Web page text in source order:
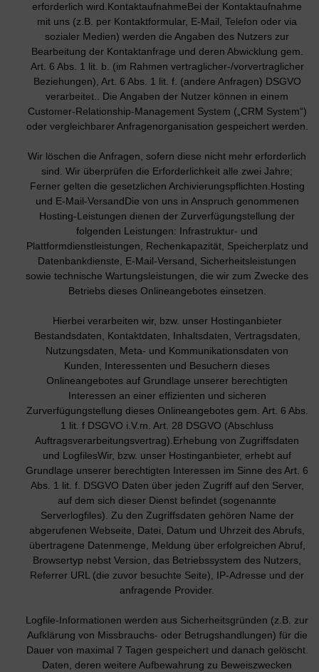
erforderlich wird.KontaktaufnahmeBei der Kontaktaufnahme
mit uns (z.B. per Kontaktformular, E-Mail, Telefon oder via
sozialer Medien) werden die Angaben des Nutzers zur
Bearbeitung der Kontaktanfrage und deren Abwicklung gem.
Art. 6 Abs. 1 lit. b. (im Rahmen vertraglicher-/vorvertraglicher
Beziehungen), Art. 6 Abs. 1 lit. f. (andere Anfragen) DSGVO
verarbeitet.. Die Angaben der Nutzer können in einem
Customer-Relationship-Management System („CRM System“)
oder vergleichbarer Anfragenorganisation gespeichert werden.
Wir löschen die Anfragen, sofern diese nicht mehr erforderlich
sind. Wir überprüfen die Erforderlichkeit alle zwei Jahre;
Ferner gelten die gesetzlichen Archivierungspflichten.Hosting
und E-Mail-VersandDie von uns in Anspruch genommenen
Hosting-Leistungen dienen der Zurverfügungstellung der
folgenden Leistungen: Infrastruktur- und
Plattformdienstleistungen, Rechenkapazität, Speicherplatz und
Datenbankdienste, E-Mail-Versand, Sicherheitsleistungen
sowie technische Wartungsleistungen, die wir zum Zwecke des
Betriebs dieses Onlineangebotes einsetzen.
Hierbei verarbeiten wir, bzw. unser Hostinganbieter
Bestandsdaten, Kontaktdaten, Inhaltsdaten, Vertragsdaten,
Nutzungsdaten, Meta- und Kommunikationsdaten von
Kunden, Interessenten und Besuchern dieses
Onlineangebotes auf Grundlage unserer berechtigten
Interessen an einer effizienten und sicheren
Zurverfügungstellung dieses Onlineangebotes gem. Art. 6 Abs.
1 lit. f DSGVO i.V.m. Art. 28 DSGVO (Abschluss
Auftragsverarbeitungsvertrag).Erhebung von Zugriffsdaten
und LogfilesWir, bzw. unser Hostinganbieter, erhebt auf
Grundlage unserer berechtigten Interessen im Sinne des Art. 6
Abs. 1 lit. f. DSGVO Daten über jeden Zugriff auf den Server,
auf dem sich dieser Dienst befindet (sogenannte
Serverlogfiles). Zu den Zugriffsdaten gehören Name der
abgerufenen Webseite, Datei, Datum und Uhrzeit des Abrufs,
übertragene Datenmenge, Meldung über erfolgreichen Abruf,
Browsertyp nebst Version, das Betriebssystem des Nutzers,
Referrer URL (die zuvor besuchte Seite), IP-Adresse und der
anfragende Provider.
Logfile-Informationen werden aus Sicherheitsgründen (z.B. zur
Aufklärung von Missbrauchs- oder Betrugshandlungen) für die
Dauer von maximal 7 Tagen gespeichert und danach gelöscht.
Daten, deren weitere Aufbewahrung zu Beweiszwecken